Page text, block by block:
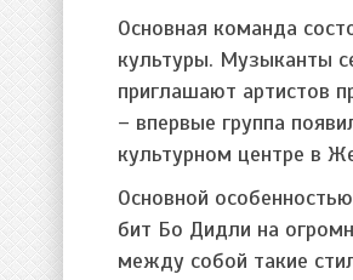
Основная команда
культуры. Музыканты
приглашают артистов
– впервые группа
культурном центре в
Основной
бит Бо Дидли на
между собой такие